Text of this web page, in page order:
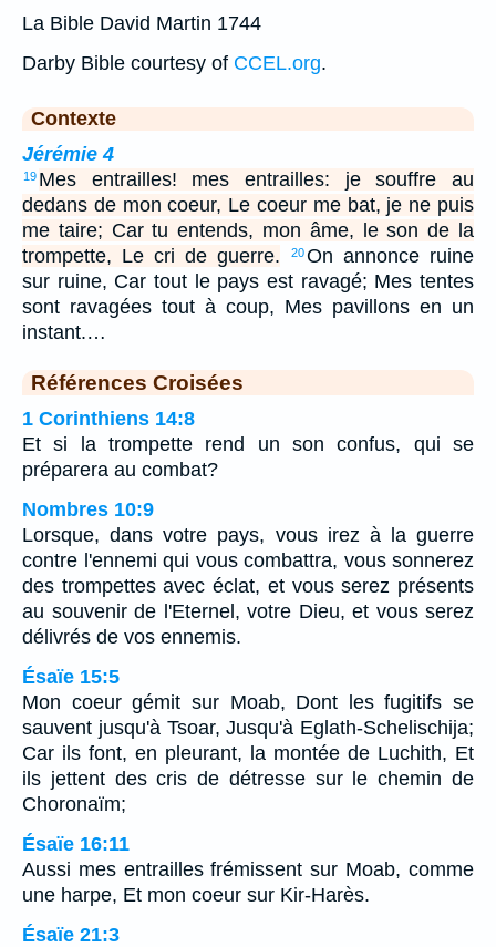
La Bible David Martin 1744
Darby Bible courtesy of CCEL.org.
Contexte
Jérémie 4
19 Mes entrailles! mes entrailles: je souffre au
dedans de mon coeur, Le coeur me bat, je ne puis
me taire; Car tu entends, mon âme, le son de la
trompette, Le cri de guerre.
20On annonce ruine
sur ruine, Car tout le pays est ravagé; Mes tentes
sont ravagées tout à coup, Mes pavillons en un
instant.…
Références Croisées
1 Corinthiens 14:8
Et si la trompette rend un son confus, qui se
préparera au combat?
Nombres 10:9
Lorsque, dans votre pays, vous irez à la guerre
contre l'ennemi qui vous combattra, vous sonnerez
des trompettes avec éclat, et vous serez présents
au souvenir de l'Eternel, votre Dieu, et vous serez
délivrés de vos ennemis.
Ésaïe 15:5
Mon coeur gémit sur Moab, Dont les fugitifs se
sauvent jusqu'à Tsoar, Jusqu'à Eglath-Schelischija;
Car ils font, en pleurant, la montée de Luchith, Et
ils jettent des cris de détresse sur le chemin de
Choronaïm;
Ésaïe 16:11
Aussi mes entrailles frémissent sur Moab, comme
une harpe, Et mon coeur sur Kir-Harès.
Ésaïe 21:3